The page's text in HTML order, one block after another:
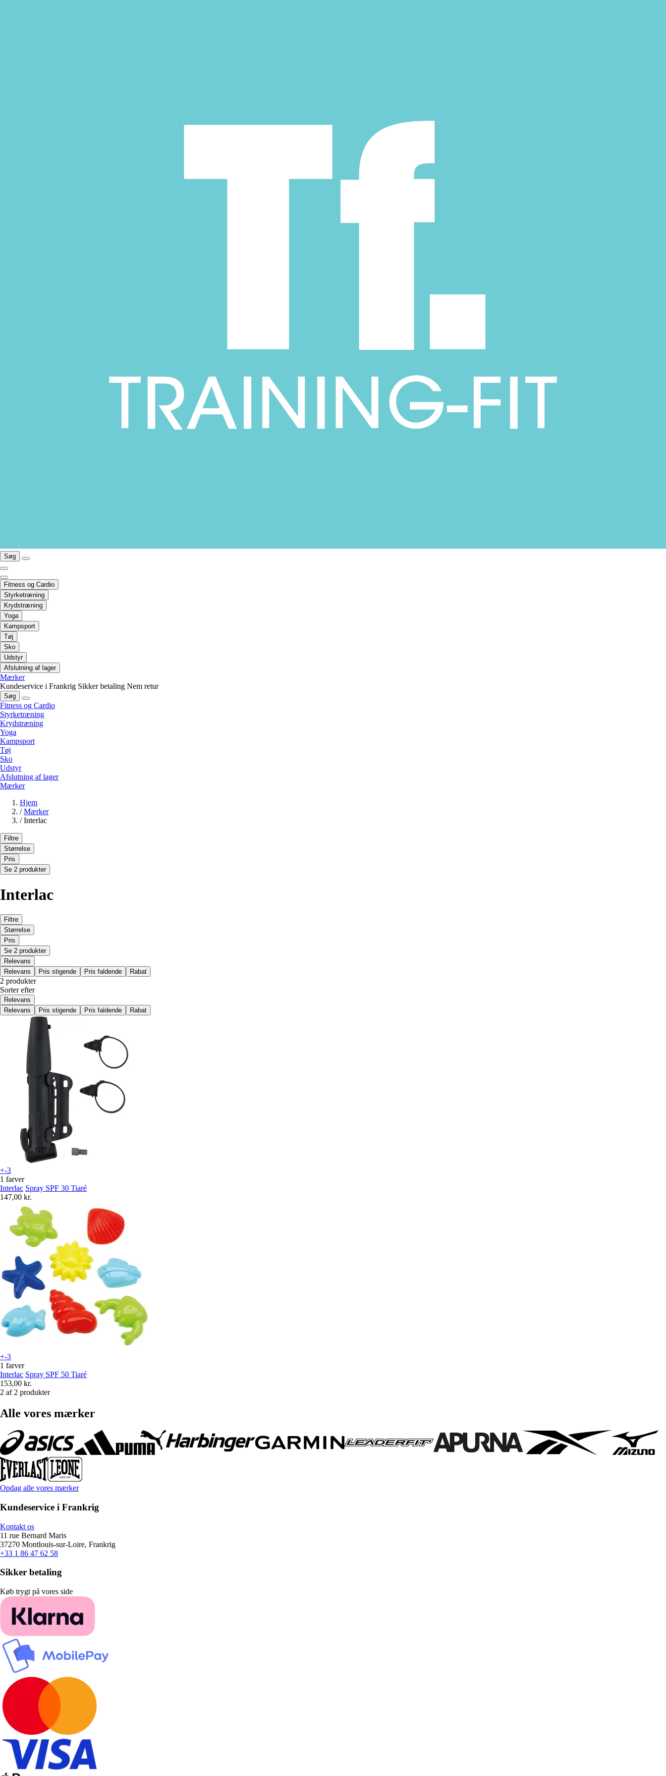
Søg
Fitness og Cardio
Styrketræning
Krydstræning
Yoga
Kampsport
Tøj
Sko
Udstyr
Afslutning af lager
Mærker
Kundeservice i Frankrig Sikker betaling Nem retur
Søg
Fitness og Cardio
Styrketræning
Krydstræning
Yoga
Kampsport
Tøj
Sko
Udstyr
Afslutning af lager
Mærker
Hjem
/ Mærker
/ Interlac
Filtre
Størrelse
Pris
Se 2 produkter
Interlac
Filtre
Størrelse
Pris
Se 2 produkter
Relevans
Relevans
Pris stigende Pris faldende Rabat
2 produkter
Sorter efter
Relevans
Relevans
Pris stigende Pris faldende Rabat
+-3
1 farver
Interlac Spray SPF 30 Tiaré
147,00 kr.
+-3
1 farver
Interlac Spray SPF 50 Tiaré
153,00 kr.
2 af 2 produkter
Alle vores mærker
Opdag alle vores mærker
Kundeservice i Frankrig
Kontakt os
11 rue Bernard Maris
37270 Montlouis-sur-Loire, Frankrig
+33 1 86 47 62 58
Sikker betaling
Køb trygt på vores side